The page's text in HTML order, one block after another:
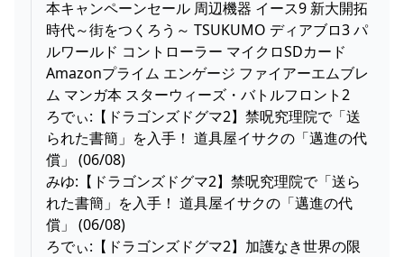
本キャンペーンセール 周辺機器 イース9 新大開拓
時代～街をつくろう～ TSUKUMO ディアブロ3 パ
ルワールド コントローラー マイクロSDカード
Amazonプライム エンゲージ ファイアーエムブレ
ム マンガ本 スターウィーズ・バトルフロント2
ろでぃ:【ドラゴンズドグマ2】禁呪究理院で「送
られた書簡」を入手！ 道具屋イサクの「邁進の代
償」 (06/08)
みゆ:【ドラゴンズドグマ2】禁呪究理院で「送ら
れた書簡」を入手！ 道具屋イサクの「邁進の代
償」 (06/08)
ろでぃ:【ドラゴンズドグマ2】加護なき世界の限